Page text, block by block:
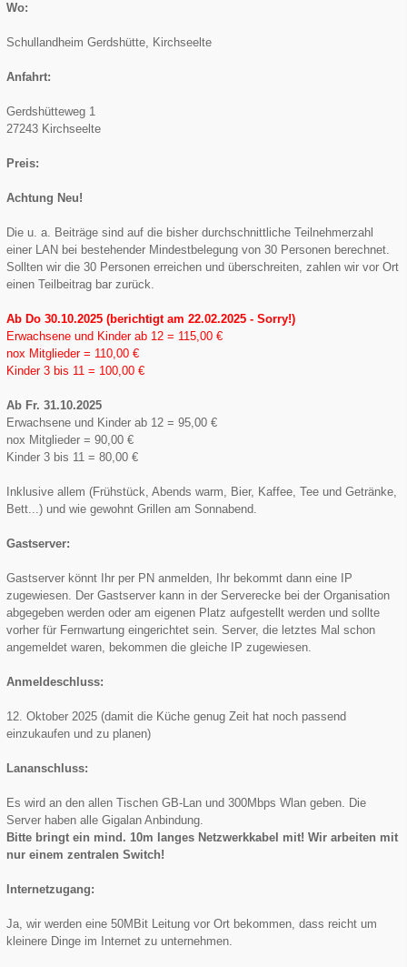
Wo:
Schullandheim Gerdshütte, Kirchseelte
Anfahrt:
Gerdshütteweg 1
27243 Kirchseelte
Preis:
Achtung Neu!
Die u. a. Beiträge sind auf die bisher durchschnittliche Teilnehmerzahl
einer LAN bei bestehender Mindestbelegung von 30 Personen berechnet.
Sollten wir die 30 Personen erreichen und überschreiten, zahlen wir vor Ort
einen Teilbeitrag bar zurück.
Ab Do 30.10.2025 (berichtigt am 22.02.2025 - Sorry!)
Erwachsene und Kinder ab 12 = 115,00 €
nox Mitglieder = 110,00 €
Kinder 3 bis 11 = 100,00 €
Ab Fr. 31.10.2025
Erwachsene und Kinder ab 12 = 95,00 €
nox Mitglieder = 90,00 €
Kinder 3 bis 11 = 80,00 €
Inklusive allem (Frühstück, Abends warm, Bier, Kaffee, Tee und Getränke,
Bett...) und wie gewohnt Grillen am Sonnabend.
Gastserver:
Gastserver könnt Ihr per PN anmelden, Ihr bekommt dann eine IP
zugewiesen. Der Gastserver kann in der Serverecke bei der Organisation
abgegeben werden oder am eigenen Platz aufgestellt werden und sollte
vorher für Fernwartung eingerichtet sein. Server, die letztes Mal schon
angemeldet waren, bekommen die gleiche IP zugewiesen.
Anmeldeschluss:
12. Oktober 2025 (damit die Küche genug Zeit hat noch passend
einzukaufen und zu planen)
Lananschluss:
Es wird an den allen Tischen GB-Lan und 300Mbps Wlan geben. Die
Server haben alle Gigalan Anbindung.
Bitte bringt ein mind. 10m langes Netzwerkkabel mit! Wir arbeiten mit
nur einem zentralen Switch!
Internetzugang:
Ja, wir werden eine 50MBit Leitung vor Ort bekommen, dass reicht um
kleinere Dinge im Internet zu unternehmen.